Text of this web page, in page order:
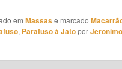
emMassase marcado
, Parafuso à JatoporJeronimo